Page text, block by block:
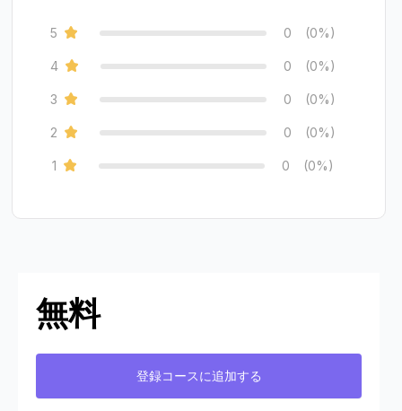
5 0 (0%)
4 0 (0%)
3 0 (0%)
2 0 (0%)
1 0 (0%)
無料
登録コースに追加する